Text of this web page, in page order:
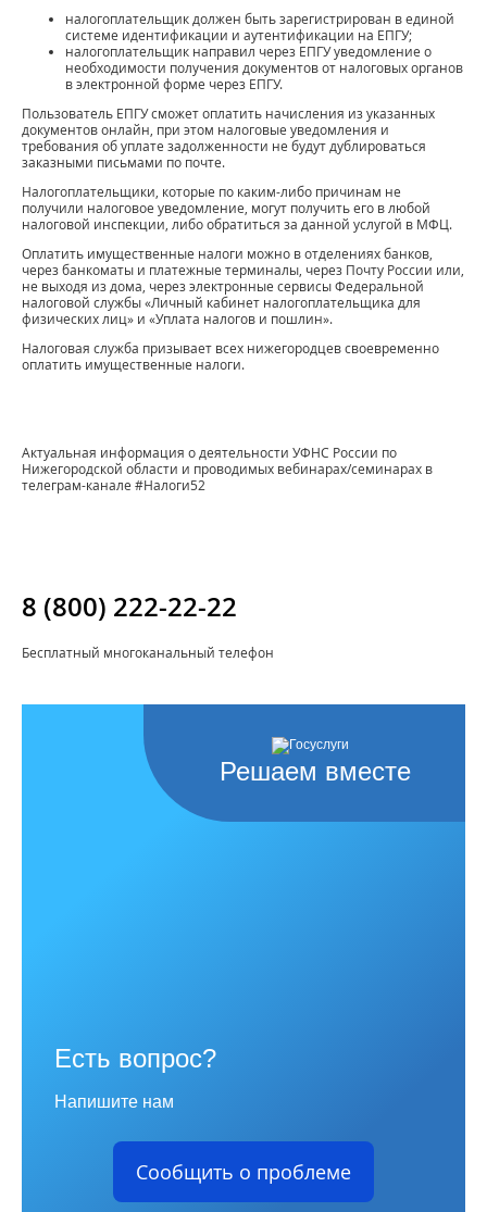
налогоплательщик должен быть зарегистрирован в единой
системе идентификации и аутентификации на ЕПГУ;
налогоплательщик направил через ЕПГУ уведомление о
необходимости получения документов от налоговых органов
в электронной форме через ЕПГУ.
Пользователь ЕПГУ сможет оплатить начисления из указанных
документов онлайн, при этом налоговые уведомления и
требования об уплате задолженности не будут дублироваться
заказными письмами по почте.
Налогоплательщики, которые по каким-либо причинам не
получили налоговое уведомление, могут получить его в любой
налоговой инспекции, либо обратиться за данной услугой в МФЦ.
Оплатить имущественные налоги можно в отделениях банков,
через банкоматы и платежные терминалы, через Почту России или,
не выходя из дома, через электронные сервисы Федеральной
налоговой службы «Личный кабинет налогоплательщика для
физических лиц» и «Уплата налогов и пошлин».
Налоговая служба призывает всех нижегородцев своевременно
оплатить имущественные налоги.
Актуальная информация о деятельности УФНС России по
Нижегородской области и проводимых вебинарах/семинарах в
телеграм-канале #Налоги52
8 (800) 222-22-22
Бесплатный многоканальный телефон
Решаем вместе
Есть вопрос?
Напишите нам
Сообщить о проблеме